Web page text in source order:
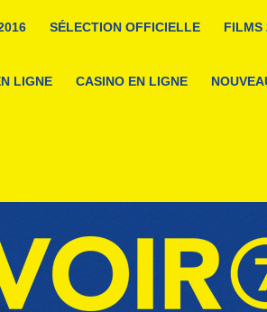
SÉLECTION OFFICIELLE FILMS
LIGNE CASINO EN LIGNE